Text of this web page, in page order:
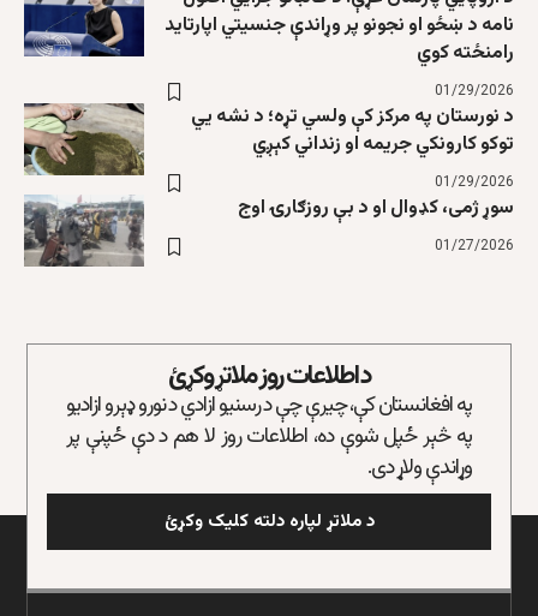
نامه د ښځو او نجونو پر وړاندې جنسیتي اپارتاید
رامنځته کوي
01/29/2026
د نورستان په مرکز کې ولسي تړه؛ د نشه يي
توکو کارونکي جریمه او زنداني کېږي
01/29/2026
سوړ ژمی، کډوال او د بې روزګارۍ اوج
01/27/2026
د اطلاعات روز ملاتړ وکړئ
په افغانستان کې، چیرې چې د رسنیو ازادي د نورو ډېرو ازادیو
په څېر ځپل شوې ده، اطلاعات روز لا هم د دې ځپنې پر
وړاندې ولاړ دی.
د ملاتړ لپاره دلته کلیک وکړئ